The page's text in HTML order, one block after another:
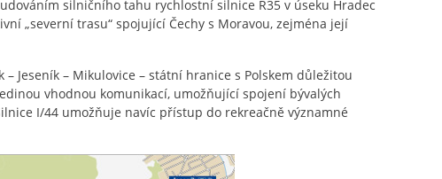
silničního tahu rychlostní silnice R35 v úseku Hradec
„severní trasu“ spojující Čechy s Moravou, zejména její
Jeseník – Mikulovice – státní hranice s Polskem důležitou
vhodnou komunikací, umožňující spojení bývalých
I/44 umožňuje navíc přístup do rekreačně významné